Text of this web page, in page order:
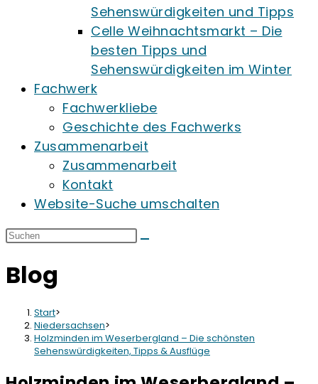
Sehenswürdigkeiten und Tipps
Celle Weihnachtsmarkt – Die
besten Tipps und
Sehenswürdigkeiten im Winter
Fachwerk
Fachwerkliebe
Geschichte des Fachwerks
Zusammenarbeit
Zusammenarbeit
Kontakt
Website-Suche umschalten
Blog
Start>
Niedersachsen>
Holzminden im Weserbergland – Die schönsten
Sehenswürdigkeiten, Tipps & Ausflüge